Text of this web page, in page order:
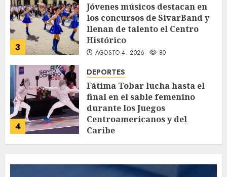
3
Jóvenes músicos destacan en
los concursos de SivarBand y
llenan de talento el Centro
Histórico
AGOSTO 4, 2026 80
4
DEPORTES
Fátima Tobar lucha hasta el
final en el sable femenino
durante los Juegos
Centroamericanos y del
Caribe
AGOSTO 4, 2026 59